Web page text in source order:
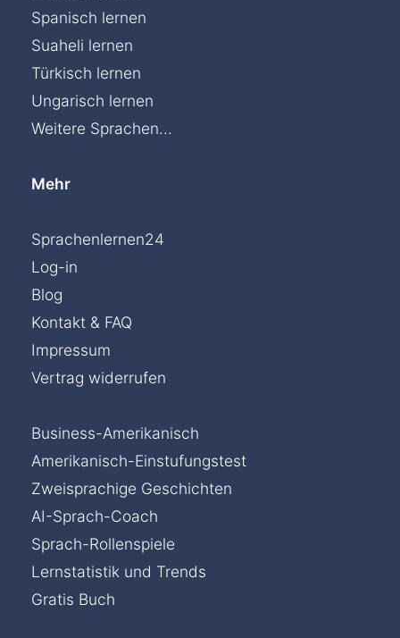
Spanisch lernen
Suaheli lernen
Türkisch lernen
Ungarisch lernen
Weitere Sprachen...
Mehr
Sprachenlernen24
Log-in
Blog
Kontakt & FAQ
Impressum
Vertrag widerrufen
Business-Amerikanisch
Amerikanisch-Einstufungstest
Zweisprachige Geschichten
AI-Sprach-Coach
Sprach-Rollenspiele
Lernstatistik und Trends
Gratis Buch